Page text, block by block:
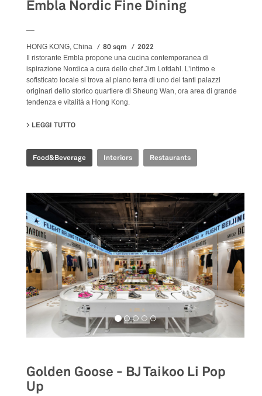
Embla Nordic Fine Dining
HONG KONG, China 80 sqm 2022
Il ristorante Embla propone una cucina contemporanea di
ispirazione Nordica a cura dello chef Jim Lofdahl. L’intimo e
sofisticato locale si trova al piano terra di uno dei tanti palazzi
originari dello storico quartiere di Sheung Wan, ora area di grande
tendenza e vitalità a Hong Kong.
LEGGI TUTTO
Food&Beverage Interiors Restaurants
Golden Goose - BJ Taikoo Li Pop
Up